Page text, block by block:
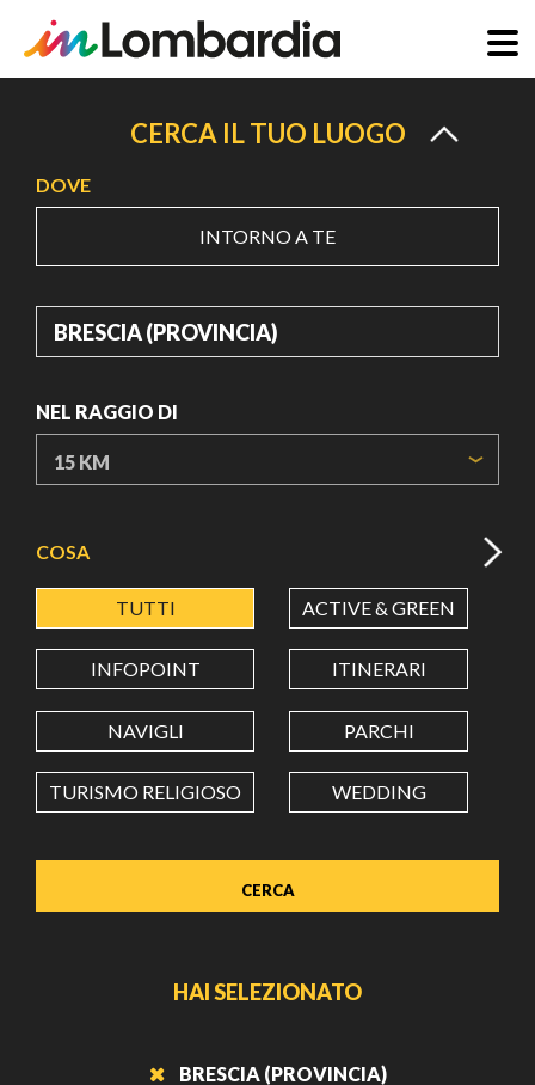
principale
CERCA IL TUO LUOGO
DOVE
INTORNO A TE
DOVE
NEL RAGGIO DI
LATITUDINE
LONGITUDINE
Value in decimal degrees. Use dot (.) as decimal separator.
COSA
TUTTI ACTIVE & GREEN
INFOPOINT ITINERARI
NAVIGLI PARCHI
TURISMO RELIGIOSO WEDDING
HAI SELEZIONATO
BRESCIA (PROVINCIA)